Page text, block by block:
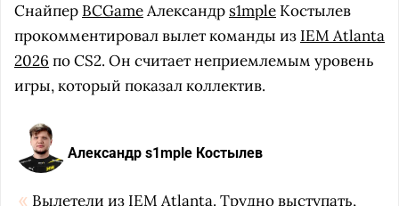
Снайпер BCGameАлександр s1mple Костылев
прокомментировал вылет команды из IEM Atlanta
2026 по CS2. Он считает неприемлемым уровень
игры, который показал коллектив.
Александр s1mple Костылев
Вылетели из IEM Atlanta. Трудно выступать,